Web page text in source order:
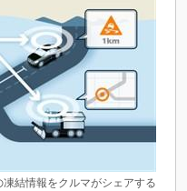
結情報をクルマがシェアする